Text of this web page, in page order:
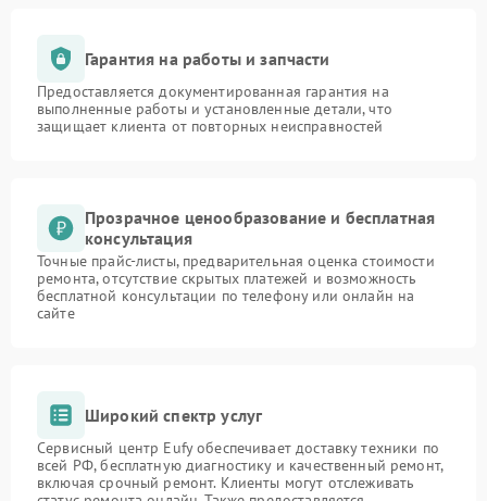
Гарантия на работы и запчасти
Предоставляется документированная гарантия на
выполненные работы и установленные детали, что
защищает клиента от повторных неисправностей
Прозрачное ценообразование и бесплатная
консультация
Точные прайс-листы, предварительная оценка стоимости
ремонта, отсутствие скрытых платежей и возможность
бесплатной консультации по телефону или онлайн на
сайте
Широкий спектр услуг
Сервисный центр Eufy обеспечивает доставку техники по
всей РФ, бесплатную диагностику и качественный ремонт,
включая срочный ремонт. Клиенты могут отслеживать